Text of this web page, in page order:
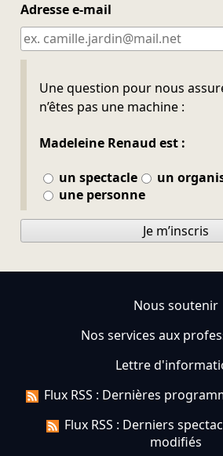
Adresse e-mail
Une question pour nous
n’êtes pas une machine :
Madeleine Renaud est :
un spectacle
un
une personne
Ne pas remplir
Je m’inscris
Nous soutenir
Nos services aux
Lettre
Flux RSS : Dernières
Flux RSS : Derniers
modifiés